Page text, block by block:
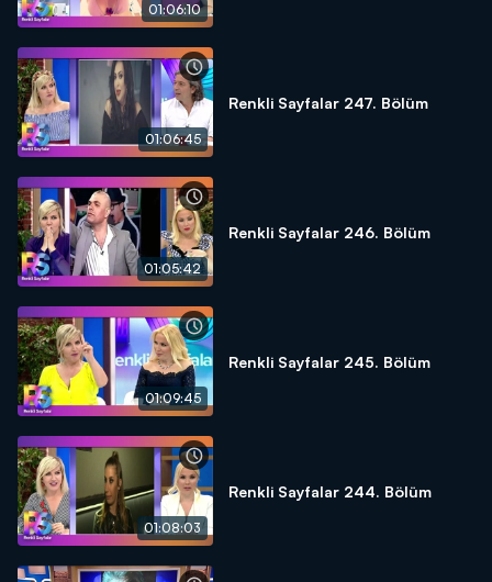
01:06:10
01:06:45
Renkli Sayfalar 247. Bölüm
01:05:42
Renkli Sayfalar 246. Bölüm
01:09:45
Renkli Sayfalar 245. Bölüm
01:08:03
Renkli Sayfalar 244. Bölüm